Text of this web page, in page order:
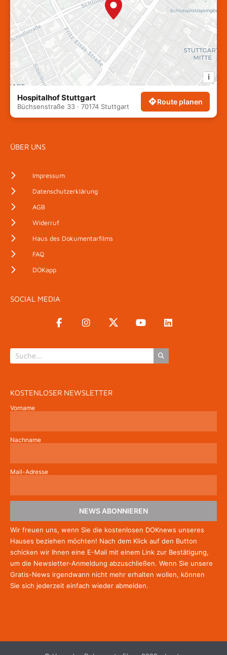
i
Hospitalhof Stuttgart
Büchsenstraße 33 · 70174 Stuttgart
Route planen
ÜBER UNS
Impressum
Datenschutzerklärung
AGB
Widerruf
Haus des Dokumentarfilms
FAQ
DOKapp
SOCIAL MEDIA
KOSTENLOSER NEWSLETTER
Vorname
Nachname
Mail-Adresse
NEWS ABONNIEREN
Wir freuen uns, wenn Sie die kostenlosen DOKnews unseres
Hauses beziehen möchten! Nach dem Klick auf den Button
schicken wir Ihnen eine E-Mail mit einem Link zur Bestätigung,
um die Newsletter-Anmeldung abzuschließen. Wenn Sie unsere
Gratis-News irgendwann nicht mehr erhalten wollen, können
Sie sich jederzeit einfach wieder abmelden.